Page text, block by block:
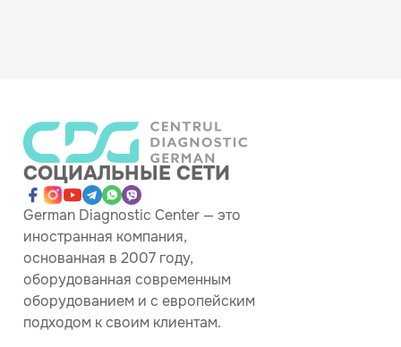
СОЦИАЛЬНЫЕ СЕТИ
German Diagnostic Center — это
иностранная компания,
основанная в 2007 году,
оборудованная современным
оборудованием и с европейским
подходом к своим клиентам.